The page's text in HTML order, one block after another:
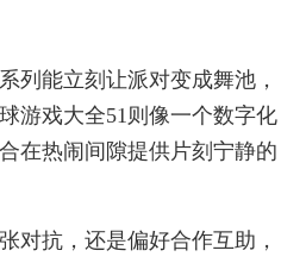
列能立刻让派对变成舞池，
游戏大全51则像一个数字化
在热闹间隙提供片刻宁静的
对抗，还是偏好合作互助，